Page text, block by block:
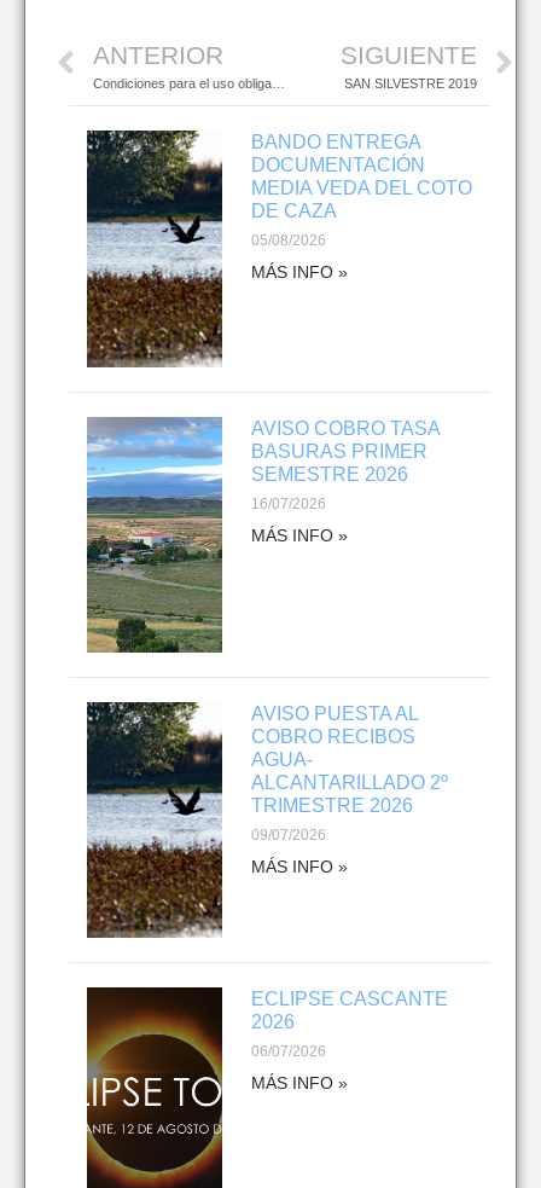
ANTERIOR SIGUIENTE
SAN SILVESTRE 2019
BANDO ENTREGA
DOCUMENTACIÓN
MEDIA VEDA DEL COTO
DE CAZA
05/08/2026
MÁS INFO »
AVISO COBRO TASA
BASURAS PRIMER
SEMESTRE 2026
16/07/2026
MÁS INFO »
AVISO PUESTA AL
COBRO RECIBOS
AGUA-
ALCANTARILLADO 2º
TRIMESTRE 2026
09/07/2026
MÁS INFO »
ECLIPSE CASCANTE
2026
06/07/2026
MÁS INFO »